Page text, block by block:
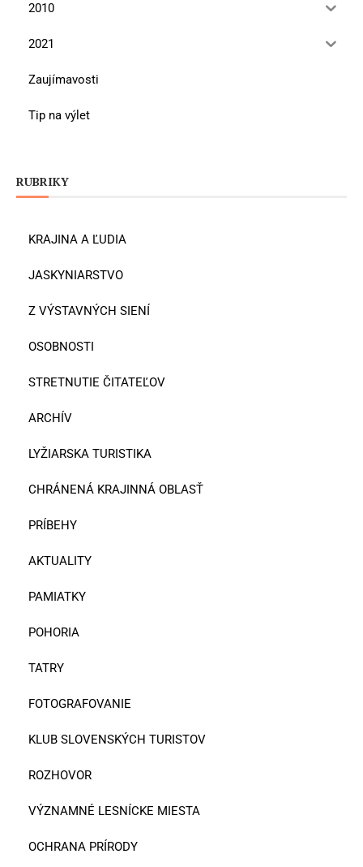
2010
2021
Zaujímavosti
Tip na výlet
RUBRIKY
KRAJINA A ĽUDIA
JASKYNIARSTVO
Z VÝSTAVNÝCH SIENÍ
OSOBNOSTI
STRETNUTIE ČITATEĽOV
ARCHÍV
LYŽIARSKA TURISTIKA
CHRÁNENÁ KRAJINNÁ OBLASŤ
PRÍBEHY
AKTUALITY
PAMIATKY
POHORIA
TATRY
FOTOGRAFOVANIE
KLUB SLOVENSKÝCH TURISTOV
ROZHOVOR
VÝZNAMNÉ LESNÍCKE MIESTA
OCHRANA PRÍRODY